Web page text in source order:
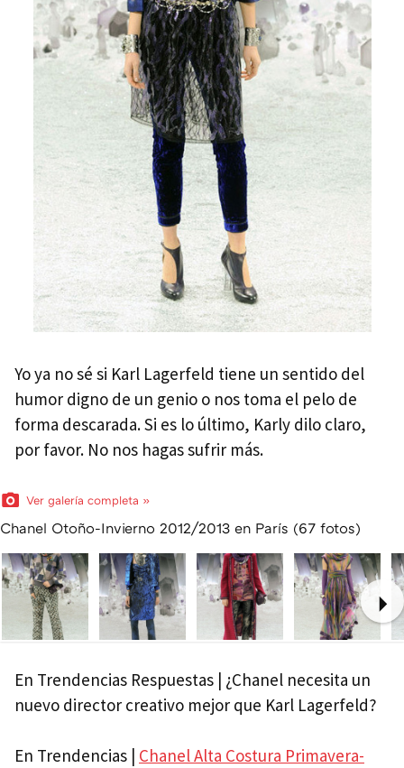
Yo ya no sé si Karl Lagerfeld tiene un sentido del
humor digno de un genio o nos toma el pelo de
forma descarada. Si es lo último, Karly dilo claro,
por favor. No nos hagas sufrir más.
Ver galería completa »
Chanel Otoño-Invierno 2012/2013 en París (67 fotos)
En Trendencias Respuestas | ¿Chanel necesita un
nuevo director creativo mejor que Karl Lagerfeld?
En Trendencias | Chanel Alta Costura Primavera-